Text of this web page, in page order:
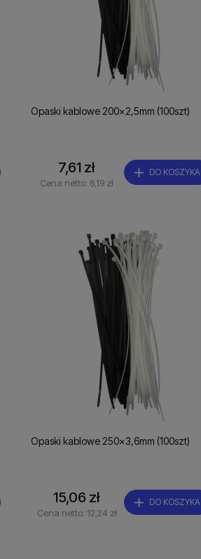
Opaski kablowe 200x2,5mm (100szt)
7,61 zł
Cena netto: 6,19 zł
DO KOSZYKA
Opaski kablowe 250x3,6mm (100szt)
15,06 zł
Cena netto: 12,24 zł
DO KOSZYKA